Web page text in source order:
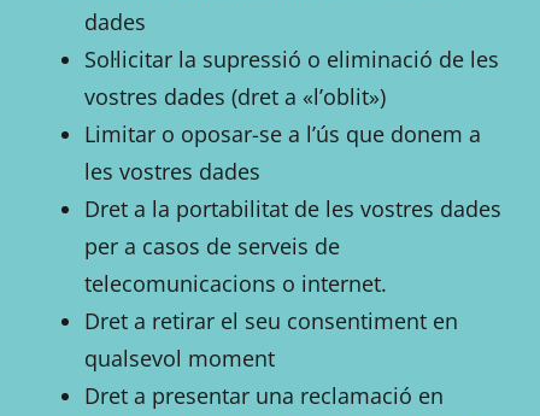
dades
Sol·licitar la supressió o eliminació de les
vostres dades (dret a «l’oblit»)
Limitar o oposar-se a l’ús que donem a
les vostres dades
Dret a la portabilitat de les vostres dades
per a casos de serveis de
telecomunicacions o internet.
Dret a retirar el seu consentiment en
qualsevol moment
Dret a presentar una reclamació en